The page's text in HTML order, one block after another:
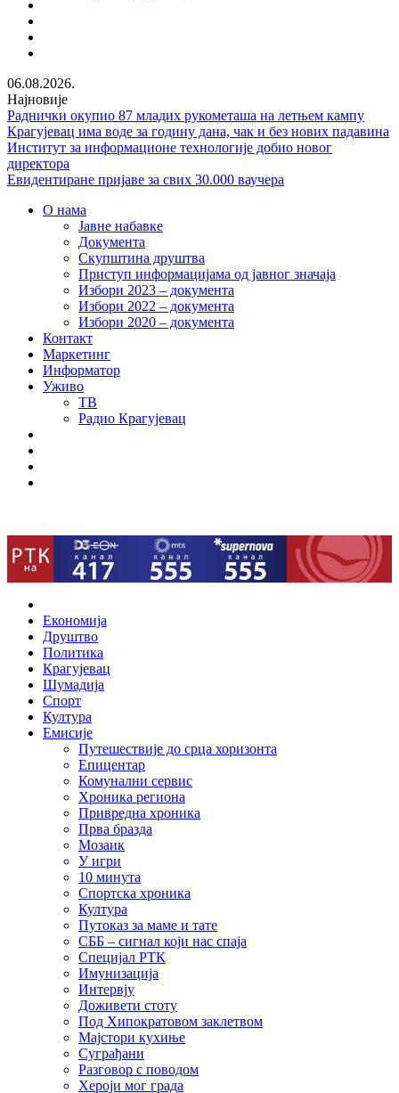
06.08.2026.
Најновије
Раднички окупио 87 младих рукометаша на летњем кампу
Крагујевац има воде за годину дана, чак и без нових падавина
Институт за информационе технологије добио новог
директора
Евидентиране пријаве за свих 30.000 ваучера
О нама
Јавне набавке
Документа
Скупштина друштва
Приступ информацијама од јавног значаја
Избори 2023 – документа
Избори 2022 – документа
Избори 2020 – документа
Контакт
Маркетинг
Информатор
Уживо
ТВ
Радио Крагујевац
Економија
Друштво
Политика
Крагујевац
Шумадија
Спорт
Култура
Емисије
Путешествије до срца хоризонта
Епицентар
Комунални сервис
Хроника региона
Привредна хроника
Прва бразда
Мозаик
У игри
10 минута
Спортска хроника
Култура
Путоказ за маме и тате
СББ – сигнал који нас спаја
Специјал РТК
Имунизација
Интервју
Доживети стоту
Под Хипократовом заклетвом
Мајстори кухиње
Суграђани
Разговор с поводом
Хероји мог града